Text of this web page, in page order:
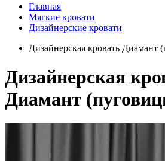
Главная
Мягкие кровати
Дизайнерские кровати
Дизайнерская кровать Диамант
Дизайнерская
Диамант